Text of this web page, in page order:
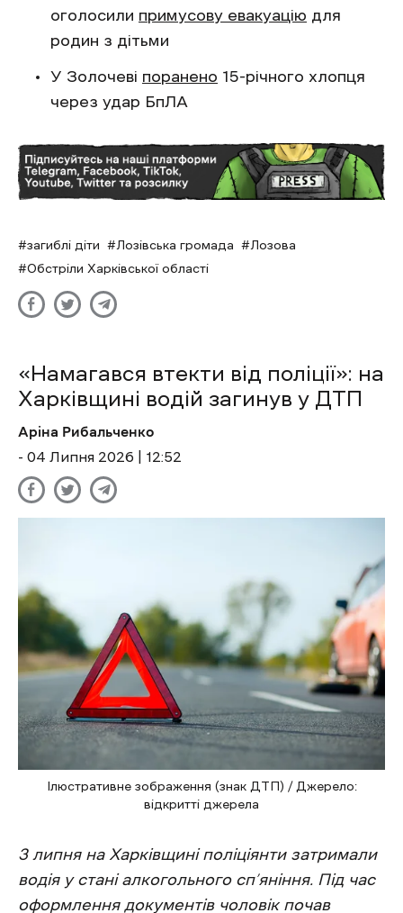
оголосили примусову евакуацію для
родин з дітьми
У Золочеві поранено 15-річного хлопця
через удар БпЛА
загиблі діти Лозівська громада
Лозова
Обстріли Харківської області
«Намагався втекти від поліції»: на
Харківщині водій загинув у ДТП
Аріна Рибальченко
- 04 Липня 2026 | 12:52
Ілюстративне зображення (знак ДТП) / Джерело:
відкритті джерела
3 липня на Харківщині поліціянти затримали
водія у стані алкогольного сп’яніння. Під час
оформлення документів чоловік почав